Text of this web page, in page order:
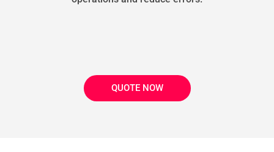
QUOTE NOW